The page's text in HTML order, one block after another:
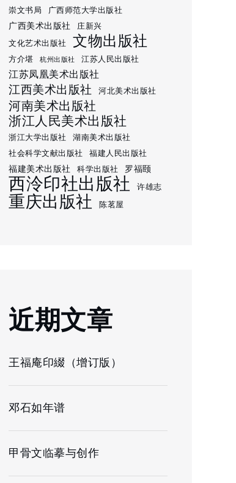
崇文书局 广西师范大学出版社
广西美术出版社
庄新兴
文化艺术出版社
文物出版社
方介堪 杭州出版社 江苏人民出版社
江苏凤凰美术出版社
江西美术出版社 河北美术出版社
河南美术出版社
浙江人民美术出版社
浙江大学出版社
湖南美术出版社
社会科学文献出版社
福建人民出版社
福建美术出版社 科学出版社 罗福颐
西泠印社出版社 许雄志
重庆出版社 陈茗屋
近期文章
王福庵印綴（增订版）
邓石如年谱
甲骨文临摹与创作